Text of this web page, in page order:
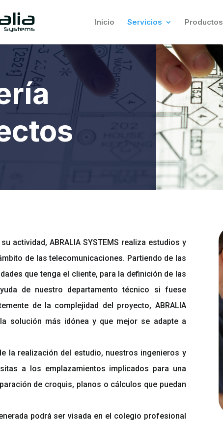
Inicio Servicios Productos
actividad, ABRALIA SYSTEMS realiza estudios y
de las telecomunicaciones. Partiendo de las
que tenga el cliente, para la definición de las
de nuestro departamento técnico si fuese
de la complejidad del proyecto, ABRALIA
la solución más idónea y que mejor se adapte a
la realización del estudio, nuestros ingenieros y
a los emplazamientos implicados para una
de croquis, planos o cálculos que puedan
podrá ser visada en el colegio profesional